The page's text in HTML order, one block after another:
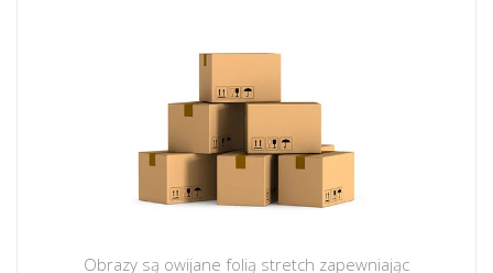
Obrazy są owijane folią stretch zapewniając